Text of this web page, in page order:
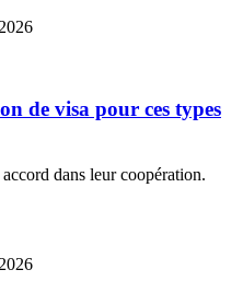
de visa pour ces types
dans leur coopération.